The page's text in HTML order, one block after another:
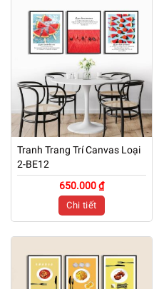
Tranh Trang Trí Canvas Loại
2-BE12
650.000 ₫
Chi tiết